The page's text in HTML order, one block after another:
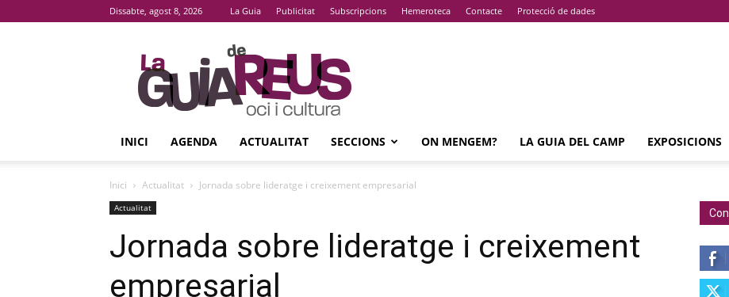
Dissabte, agost 8, 2026 La Guia Publicitat Subscripcions Hemeroteca Contacte Protecció de dades
La
Guia
De
Reus
INICI AGENDA ACTUALITAT SECCIONS ON MENGEM? LA GUIA DEL CAMP EXPOSICIONS
Inici Actualitat Jornada sobre lideratge i creixement empresarial
Actualitat
Jornada sobre lideratge i creixement
empresarial